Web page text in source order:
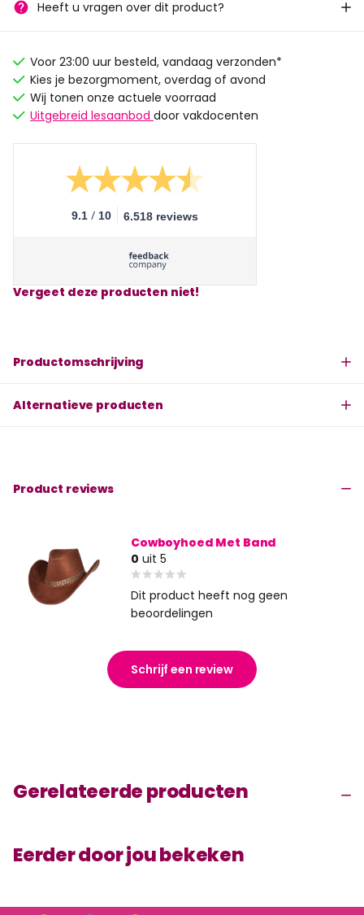
Heeft u vragen over dit product?
Voor 23:00 uur besteld, vandaag verzonden*
Kies je bezorgmoment, overdag of avond
Wij tonen onze actuele voorraad
Uitgebreid lesaanbod door vakdocenten
9.1 / 10 6.518 reviews
Vergeet deze producten niet!
Productomschrijving
Alternatieve producten
Product reviews
Cowboyhoed Met Band
0 uit 5
Dit product heeft nog geen
beoordelingen
Schrijf een review
Gerelateerde producten
Eerder door jou bekeken